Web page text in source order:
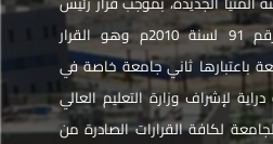
جمهورية مصر العربية رقم 91 لسنة 2010م وهو القرار
باعتبارها ثاني جامعة خاصة في
لإشراف وزارة التعليم العالي
لكافة القرارات الصادرة من